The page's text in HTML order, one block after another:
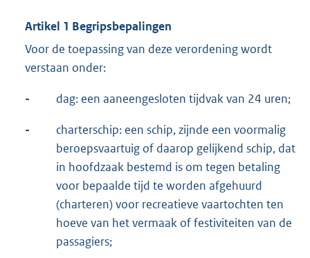
Artikel 1 Begripsbepalingen
Voor de toepassing van deze verordening wordt
verstaan onder:
- dag: een aaneengesloten tijdvak van 24 uren;
-
charterschip: een schip, zijnde een voormalig
beroepsvaartuig of daarop gelijkend schip, dat
in hoofdzaak bestemd is om tegen betaling
voor bepaalde tijd te worden afgehuurd
(charteren) voor recreatieve vaartochten ten
hoeve van het vermaak of festiviteiten van de
passagiers;